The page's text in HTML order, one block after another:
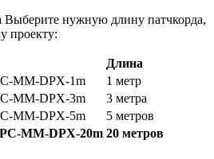
Выберите нужную длину патчкорда,
проекту:
Длина
MM-DPX-1m
1 метр
MM-DPX-3m
3 метра
MM-DPX-5m
5 метров
MM-DPX-20m 20 метров